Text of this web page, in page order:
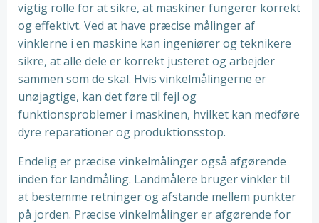
vigtig rolle for at sikre, at maskiner fungerer korrekt
og effektivt. Ved at have præcise målinger af
vinklerne i en maskine kan ingeniører og teknikere
sikre, at alle dele er korrekt justeret og arbejder
sammen som de skal. Hvis vinkelmålingerne er
unøjagtige, kan det føre til fejl og
funktionsproblemer i maskinen, hvilket kan medføre
dyre reparationer og produktionsstop.
Endelig er præcise vinkelmålinger også afgørende
inden for landmåling. Landmålere bruger vinkler til
at bestemme retninger og afstande mellem punkter
på jorden. Præcise vinkelmålinger er afgørende for